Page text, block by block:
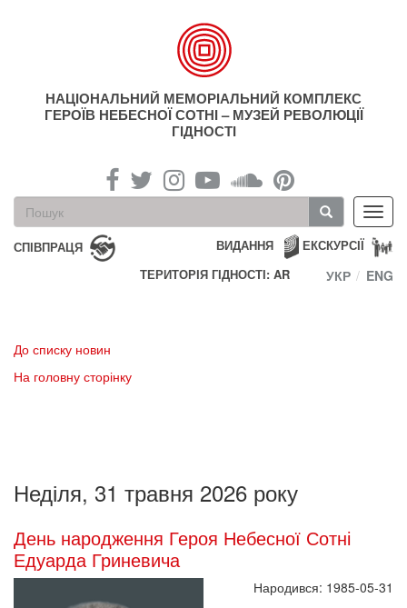
НАЦІОНАЛЬНИЙ МЕМОРІАЛЬНИЙ КОМПЛЕКС
ГЕРОЇВ НЕБЕСНОЇ СОТНІ – МУЗЕЙ РЕВОЛЮЦІЇ
ГІДНОСТІ
Пошукова
форма
Пошук
СПІВПРАЦЯ ЕКСКУРСІЇ
ВИДАННЯ
ТЕРИТОРІЯ ГІДНОСТІ: AR
УКР ENG
До списку новин
На головну сторінку
Неділя, 31 травня 2026 року
День народження Героя Небесної Сотні
Едуарда Гриневича
Народився: 1985-05-31